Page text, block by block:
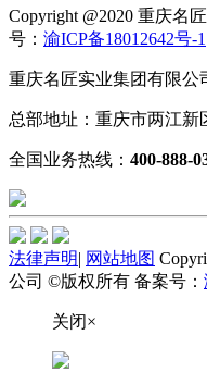
Copyright @2020 重庆名
号： 渝ICP备18012642号-1
重庆名匠实业集团有限公
总部地址：重庆市两江新
全国业务热线： 400-888-
法律声明| 网站地图
公司 ©版权所有 备案号：
关闭×